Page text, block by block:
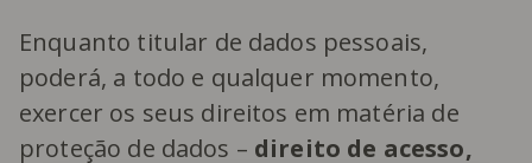
Enquanto titular de dados pessoais,
poderá, a todo e qualquer momento,
exercer os seus direitos em matéria de
proteção de dados – direito de acesso,